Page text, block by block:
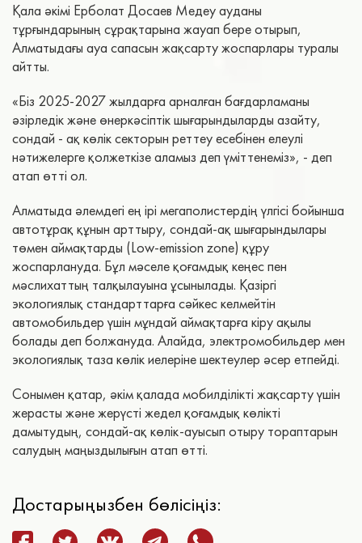
Қала әкімі Ерболат Досаев Медеу ауданы
тұрғындарының сұрақтарына жауап бере отырып,
Алматыдағы ауа сапасын жақсарту жоспарлары туралы
айтты.
«Біз 2025-2027 жылдарға арналған бағдарламаны
әзірледік және өнеркәсіптік шығарындыларды азайту,
сондай - ақ көлік секторын реттеу есебінен елеулі
нәтижелерге қолжеткізе аламыз деп үміттенеміз», - деп
атап өтті ол.
Алматыда әлемдегі ең ірі мегаполистердің үлгісі бойынша
автотұрақ құнын арттыру, сондай-ақ шығарындылары
төмен аймақтарды (Low-emission zone) құру
жоспарлануда. Бұл мәселе қоғамдық кеңес пен
мәслихаттың талқылауына ұсынылады. Қазіргі
экологиялық стандарттарға сәйкес келмейтін
автомобильдер үшін мұндай аймақтарға кіру ақылы
болады деп болжануда. Алайда, электромобильдер мен
экологиялық таза көлік иелеріне шектеулер әсер етпейді.
Сонымен қатар, әкім қалада мобилділікті жақсарту үшін
жерасты және жерүсті жедел қоғамдық көлікті
дамытудың, сондай-ақ көлік-ауысып отыру тораптарын
салудың маңыздылығын атап өтті.
Достарыңызбен бөлісіңіз: